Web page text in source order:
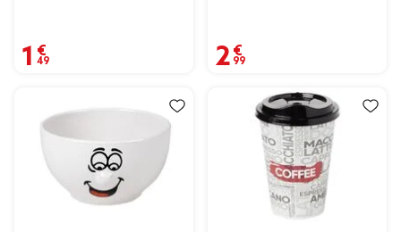
1,49 € 2,99 €